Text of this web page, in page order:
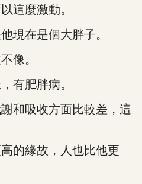
麼激動。
在是個大胖子。
像。
肥胖病。
吸收方面比較差，這
緣故，人也比他更